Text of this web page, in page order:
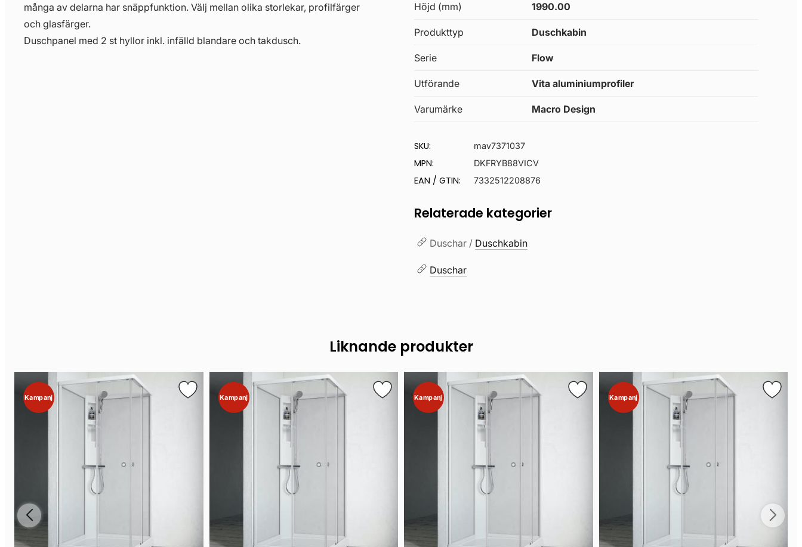
många av delarna har snäppfunktion. Välj mellan olika storlekar, profilfärger
och glasfärger.
Duschpanel med 2 st hyllor inkl. infälld blandare och takdusch.
Höjd (mm) 1990.00
Produkttyp Duschkabin
Serie Flow
Utförande Vita aluminiumprofiler
Varumärke Macro Design
SKU: mav7371037
MPN: DKFRYB88VICV
EAN / GTIN: 7332512208876
Relaterade kategorier
Duschar / Duschkabin
Duschar
Liknande produkter
Kampanj Kampanj Kampanj Kampanj